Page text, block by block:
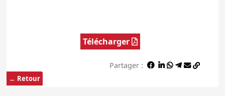
← Retour
Télécharger
Partager :